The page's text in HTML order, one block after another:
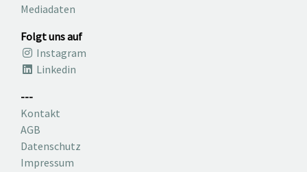
Mediadaten
Folgt uns auf
Instagram
Linkedin
---
Kontakt
AGB
Datenschutz
Impressum